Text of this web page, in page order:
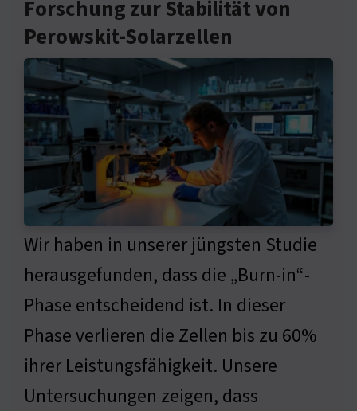
Forschung zur Stabilität von
Perowskit-Solarzellen
Wir haben in unserer jüngsten Studie
herausgefunden, dass die „Burn-in“-
Phase entscheidend ist. In dieser
Phase verlieren die Zellen bis zu 60%
ihrer Leistungsfähigkeit. Unsere
Untersuchungen zeigen, dass